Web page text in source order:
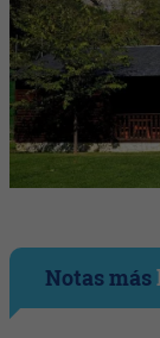
Notas más